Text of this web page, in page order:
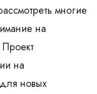
многие
на
на
новых